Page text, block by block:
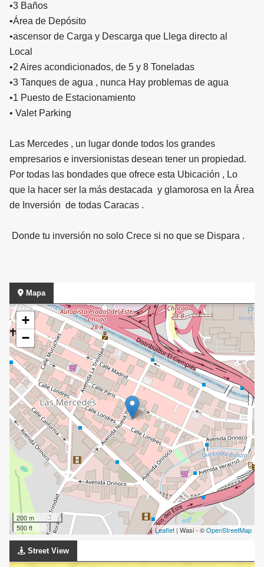
•3 Baños
•Área de Depósito
•ascensor de Carga y Descarga que Llega directo al
Local
•2 Aires acondicionados, de 5 y 8 Toneladas
•3 Tanques de agua , nunca Hay problemas de agua
•1 Puesto de Estacionamiento
• Valet Parking
Las Mercedes , un lugar donde todos los grandes
empresarios e inversionistas desean tener un propiedad.
Por todas las bondades que ofrece esta Ubicación , Lo
que la hacer ser la más destacada y glamorosa en la Área
de Inversión de todas Caracas .
Donde tu inversión no solo Crece si no que se Dispara .
Mapa
+
−
200 m
500 ft
Leaflet | Wasi - ©OpenStreetMap
Street View